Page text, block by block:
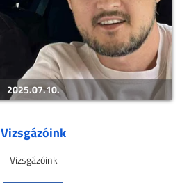
2025.07.10.
Vizsgázóink
Vizsgázóink